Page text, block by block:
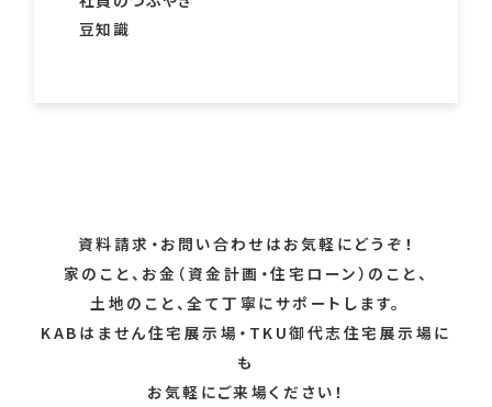
豆知識
資料請求・お問い合わせはお気軽にどうぞ！
家のこと、お金（資金計画・住宅ローン）のこと、
土地のこと、全て丁寧にサポートします。
KABはません住宅展示場・TKU御代志住宅展示場に
も
お気軽にご来場ください！